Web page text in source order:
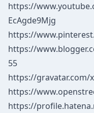
https://
EcAgde9Mjg
https://
https://
55
https://gravatar.com/
https://
https://